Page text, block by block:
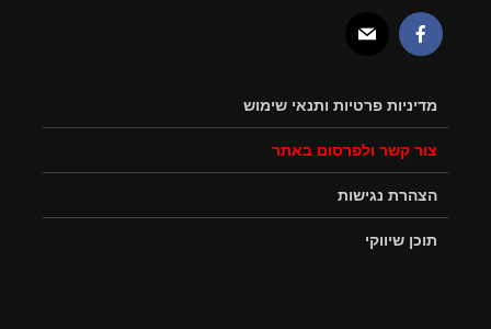
מדיניות פרטיות ותנאי שימוש
צור קשר ולפרסום באתר
הצהרת נגישות
תוכן שיווקי